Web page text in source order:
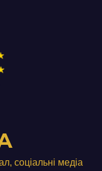
соціальні медіа